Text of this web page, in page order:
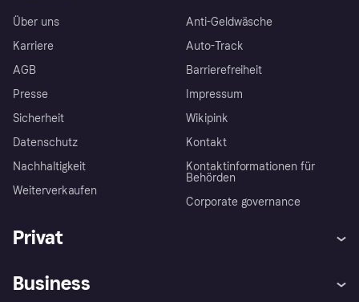
Über uns
Karriere
AGB
Presse
Sicherheit
Datenschutz
Nachhaltigkeit
Weiterverkaufen
Anti-Geldwäsche
Auto-Track
Barrierefreiheit
Impressum
Wikipink
Kontakt
Kontaktinformationen für
Behörden
Corporate governance
Privat
Business